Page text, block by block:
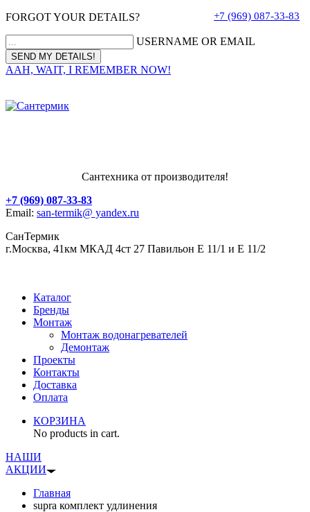
FORGOT YOUR DETAILS?
USERNAME OR EMAIL
AAH, WAIT, I REMEMBER NOW!
+7 (969) 087-33-83
Сантехника от производителя!
+7 (969) 087-33-83
Email: san-termik@ yandex.ru
СанТермик
г.Москва, 41км МКАД 4ст 27 Павильон Е 11/1 и Е 11/2
Каталог
Бренды
Монтаж
Монтаж водонагревателей
Демонтаж
Проекты
Контакты
Доставка
Оплата
КОРЗИНА
No products in cart.
НАШИ
АКЦИИ
Главная
supra комплект удлинения